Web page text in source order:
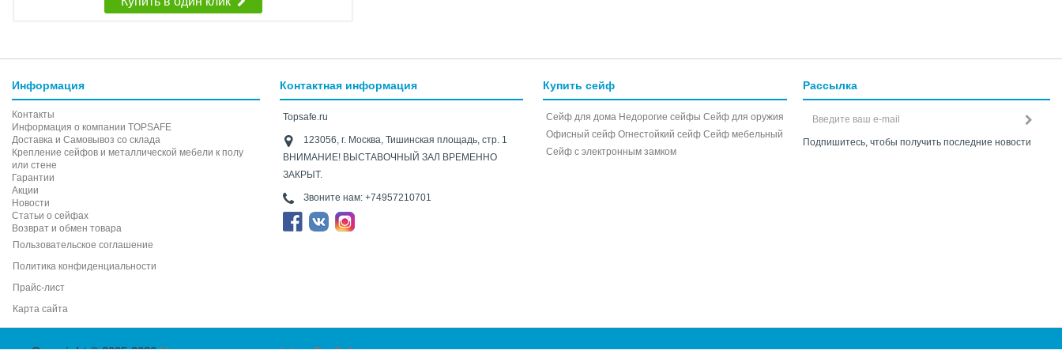
Информация
Контакты
Информация о компании TOPSAFE
Доставка и Самовывоз со склада
Крепление сейфов и металлической мебели к полу
или стене
Гарантии
Акции
Новости
Статьи о сейфах
Возврат и обмен товара
Пользовательское соглашение
Политика конфиденциальности
Прайс-лист
Карта сайта
Контактная информация
Topsafe.ru
123056, г. Москва, Тишинская площадь, стр. 1
ВНИМАНИЕ! ВЫСТАВОЧНЫЙ ЗАЛ ВРЕМЕННО
ЗАКРЫТ.
Звоните нам: +74957210701
Купить сейф
Сейф для дома Недорогие сейфы Сейф для оружия
Офисный сейф Огнестойкий сейф Сейф мебельный
Cейф с электронным замком
Рассылка
Подпишитесь, чтобы получить последние новости
Copyright © 2005-2026Интернет-магазин сейфов TopSafe.ru